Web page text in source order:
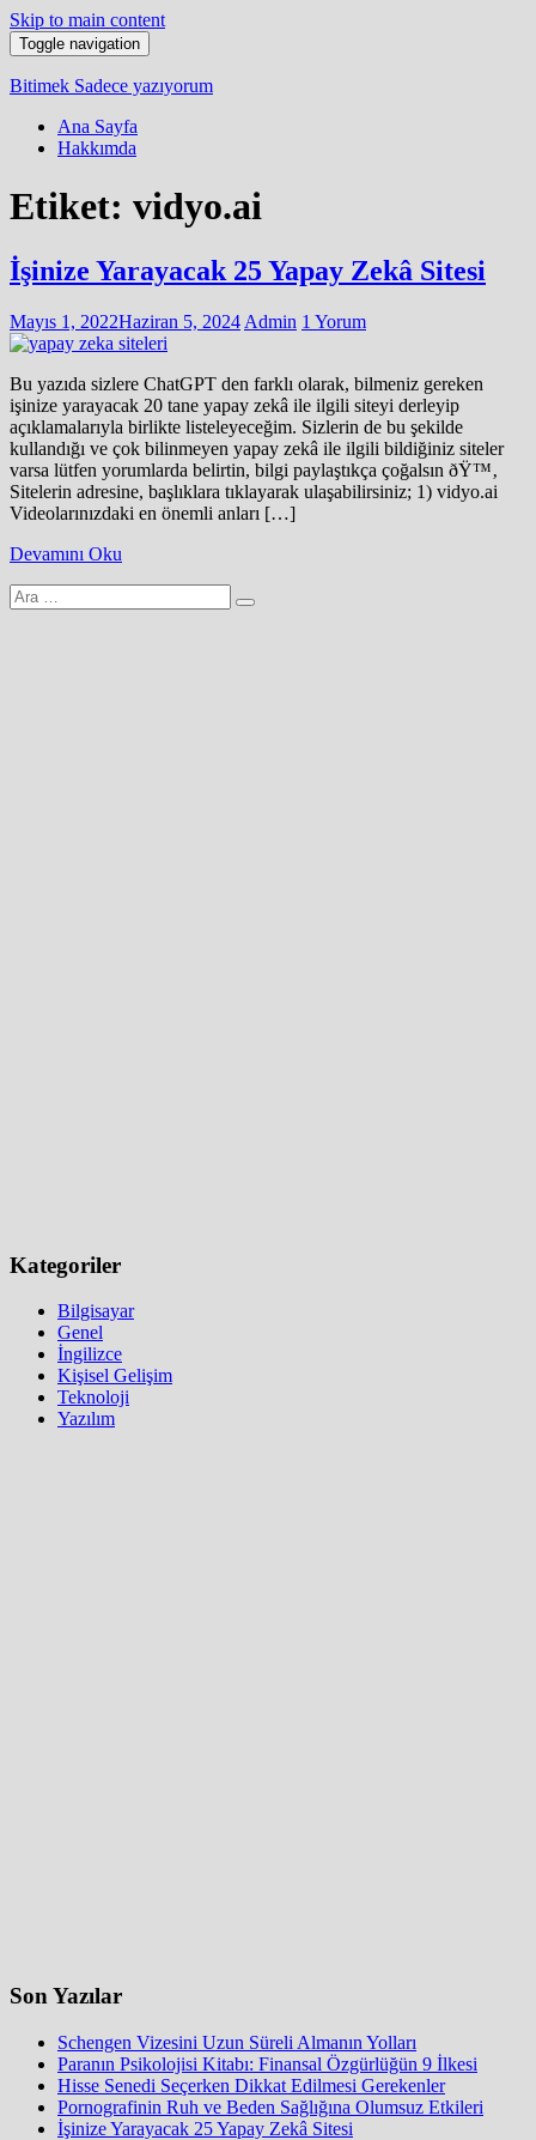
Skip to main content
Toggle navigation
Bitimek Sadece yazıyorum
Ana Sayfa
Hakkımda
Etiket: vidyo.ai
İşinize Yarayacak 25 Yapay Zekâ Sitesi
Mayıs 1, 2022Haziran 5, 2024 Admin 1 Yorum
Bu yazıda sizlere ChatGPT den farklı olarak, bilmeniz gereken
işinize yarayacak 20 tane yapay zekâ ile ilgili siteyi derleyip
açıklamalarıyla birlikte listeleyeceğim. Sizlerin de bu şekilde
kullandığı ve çok bilinmeyen yapay zekâ ile ilgili bildiğiniz siteler
varsa lütfen yorumlarda belirtin, bilgi paylaştıkça çoğalsın ðŸ™‚
Sitelerin adresine, başlıklara tıklayarak ulaşabilirsiniz; 1) vidyo.ai
Videolarınızdaki en önemli anları […]
Devamını Oku
Arama
yap:
Kategoriler
Bilgisayar
Genel
İngilizce
Kişisel Gelişim
Teknoloji
Yazılım
Son Yazılar
Schengen Vizesini Uzun Süreli Almanın Yolları
Paranın Psikolojisi Kitabı: Finansal Özgürlüğün 9 İlkesi
Hisse Senedi Seçerken Dikkat Edilmesi Gerekenler
Pornografinin Ruh ve Beden Sağlığına Olumsuz Etkileri
İşinize Yarayacak 25 Yapay Zekâ Sitesi